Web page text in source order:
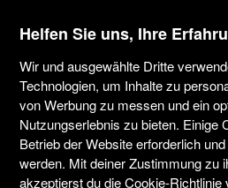
Yachtcharter
Tragen Sie das
Helfen Sie uns, Ihre
Wir und ausgewählte Dritte
Technologien, um Inhalte zu
von Werbung zu messen und ein
Nutzungserlebnis zu bieten. Einige
Betrieb der Website erforderlich
werden. Mit deiner Zustimmung zu
akzeptierst du dieCookie-Richtlinie